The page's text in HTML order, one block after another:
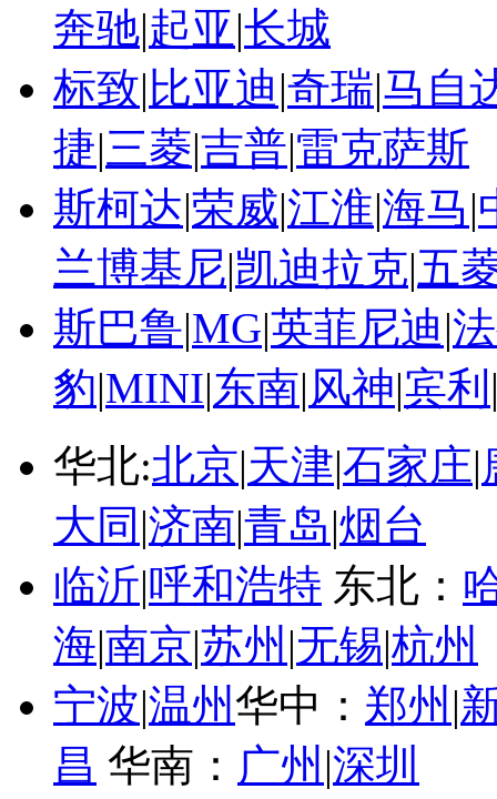
奔驰|起亚|长城
标致| 比亚迪|奇瑞|马自
捷|三菱|吉普|雷克萨斯
斯柯达|荣威|江淮|海马|
兰博基尼|凯迪拉克|五
斯巴鲁|MG|英菲尼迪|
豹|MINI|东南|风神|宾利
华北:北京|天津|石家庄|
大同 |济南|青岛|烟台
临沂|呼和浩特 东北：
海|南京|苏州 |无锡|杭州
宁波|温州华中： 郑州 |
昌 华南： 广州 |深圳